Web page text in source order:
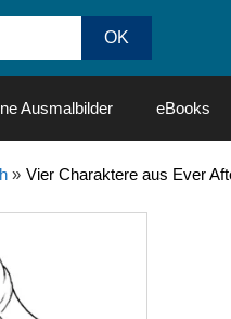
Ausmalbilder eBooks
» Vier Charaktere aus Ever